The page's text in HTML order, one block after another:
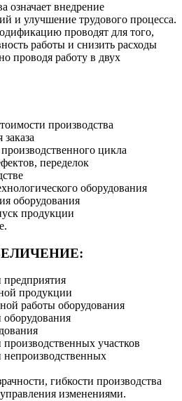
означает внедрение
и улучшение трудового процесса.
проводят для того,
работы и снизить расходы
проводя работу в двух
производства
цикла
переделок
оборудования
оборудования
продукции
предприятия
продукции
работы оборудования
оборудования
участков
непроизводственных
гибкости производства
изменениями.